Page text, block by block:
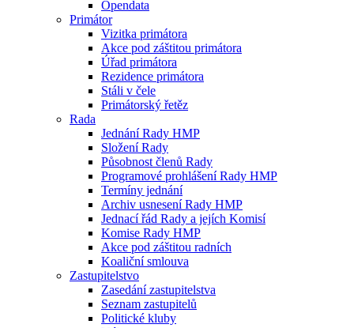
Opendata
Primátor
Vizitka primátora
Akce pod záštitou primátora
Úřad primátora
Rezidence primátora
Stáli v čele
Primátorský řetěz
Rada
Jednání Rady HMP
Složení Rady
Působnost členů Rady
Programové prohlášení Rady HMP
Termíny jednání
Archiv usnesení Rady HMP
Jednací řád Rady a jejích Komisí
Komise Rady HMP
Akce pod záštitou radních
Koaliční smlouva
Zastupitelstvo
Zasedání zastupitelstva
Seznam zastupitelů
Politické kluby